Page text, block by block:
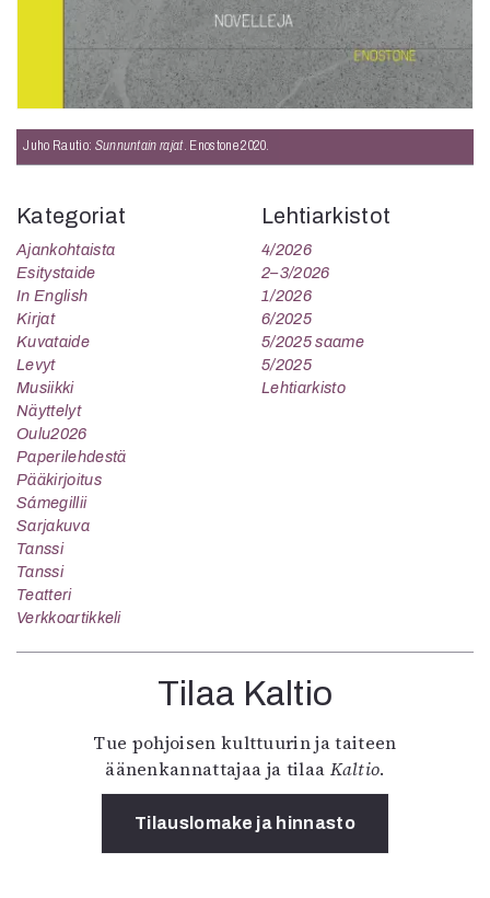
Juho Rautio: Sunnuntain rajat. Enostone 2020.
Kategoriat
Ajankohtaista
Esitystaide
In English
Kirjat
Kuvataide
Levyt
Musiikki
Näyttelyt
Oulu2026
Paperilehdestä
Pääkirjoitus
Sámegillii
Sarjakuva
Tanssi
Tanssi
Teatteri
Verkkoartikkeli
Lehtiarkistot
4/2026
2–3/2026
1/2026
6/2025
5/2025 saame
5/2025
Lehtiarkisto
Tilaa Kaltio
Tue pohjoisen kulttuurin ja taiteen
äänenkannattajaa ja tilaa Kaltio.
Tilauslomake ja hinnasto